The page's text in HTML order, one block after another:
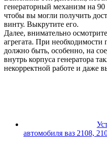
генераторный механизм на 90
чтобы вы могли получить
винту. Выкрутите его.
Далее, внимательно
агрегата. При
должно быть, особенно, на
внутрь корпуса генератора
некорректной работе и даже
автомобиля ваз 2108,